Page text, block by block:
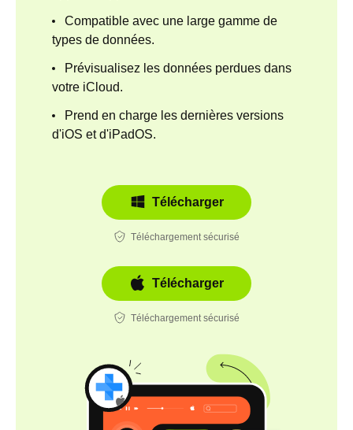
Compatible avec une large gamme de
types de données.
Prévisualisez les données perdues dans
votre iCloud.
Prend en charge les dernières versions
d'iOS et d'iPadOS.
Télécharger
Téléchargement sécurisé
Télécharger
Téléchargement sécurisé